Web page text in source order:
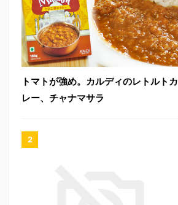
トマトが強め。カルディのレトルトカ
レー、チャナマサラ